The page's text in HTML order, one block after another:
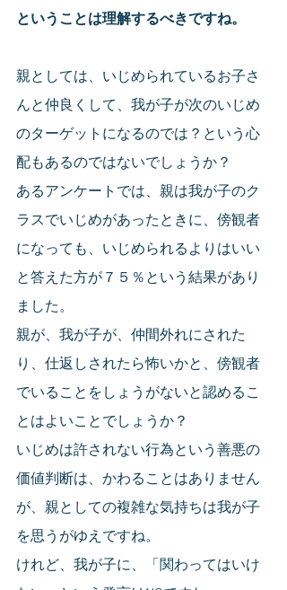
ということは理解するべきですね。
親としては、いじめられているお子さ
んと仲良くして、我が子が次のいじめ
のターゲットになるのでは？という心
配もあるのではないでしょうか？
あるアンケートでは、親は我が子のク
ラスでいじめがあったときに、傍観者
になっても、いじめられるよりはいい
と答えた方が７５％という結果があり
ました。
親が、我が子が、仲間外れにされた
り、仕返しされたら怖いかと、傍観者
でいることをしょうがないと認めるこ
とはよいことでしょうか？
いじめは許されない行為という善悪の
価値判断は、かわることはありません
が、親としての複雑な気持ちは我が子
を思うがゆえですね。
けれど、我が子に、「関わってはいけ